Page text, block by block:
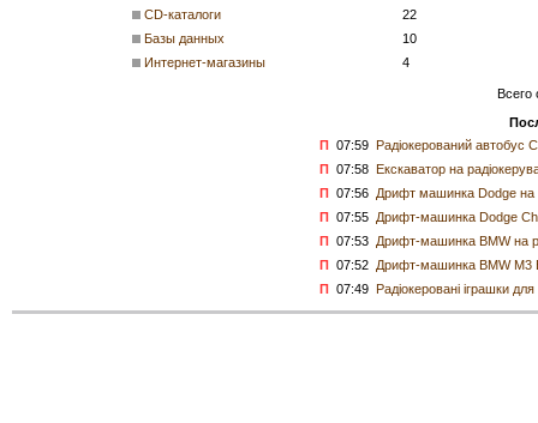
CD-каталоги
22
Базы данных
10
Интернет-магазины
4
Всего
П 07:59 Радіокерований автобус
П 07:58 Екскаватор на
П 07:56 Дрифт машинка Dodge на
П 07:55 Дрифт-машинка Dodge
П 07:53 Дрифт-машинка BMW на
П 07:52 Дрифт-машинка BMW M3
П 07:49 Радіокеровані іграшки